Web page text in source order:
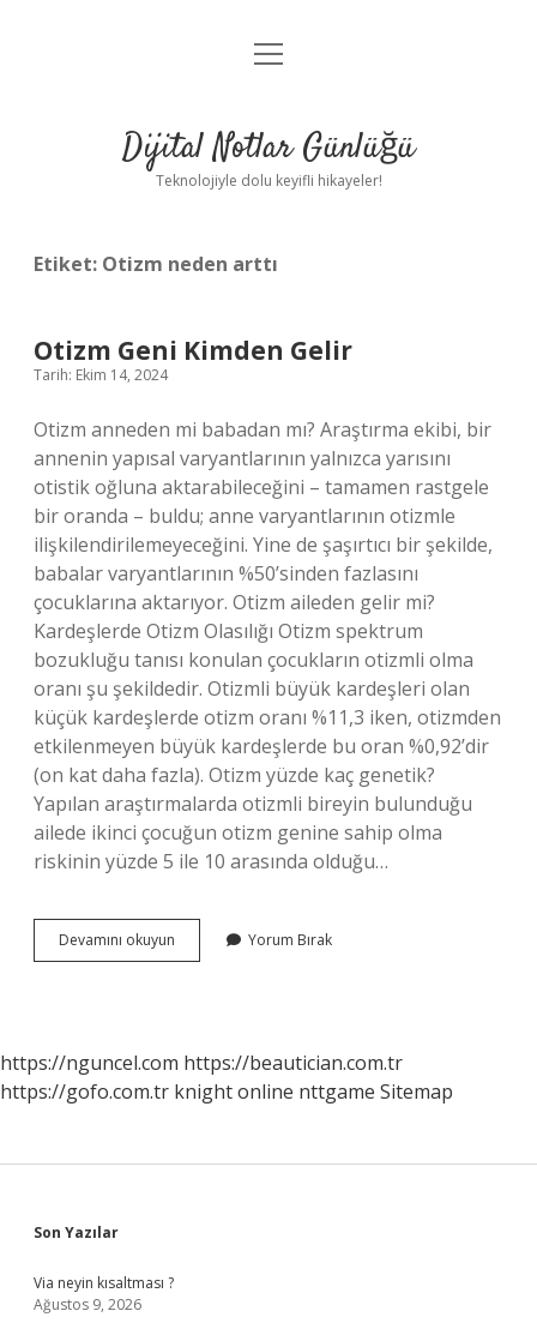
Anasayfa
Yasal Uyarı
menüyü
Dijital Notlar Günlüğü
Teknolojiyle dolu keyifli hikayeler!
Etiket: Otizm neden arttı
Otizm Geni Kimden Gelir
Tarih: Ekim 14, 2024
Otizm anneden mi babadan mı? Araştırma ekibi, bir
annenin yapısal varyantlarının yalnızca yarısını
otistik oğluna aktarabileceğini – tamamen rastgele
bir oranda – buldu; anne varyantlarının otizmle
ilişkilendirilemeyeceğini. Yine de şaşırtıcı bir şekilde,
babalar varyantlarının %50’sinden fazlasını
çocuklarına aktarıyor. Otizm aileden gelir mi?
Kardeşlerde Otizm Olasılığı Otizm spektrum
bozukluğu tanısı konulan çocukların otizmli olma
oranı şu şekildedir. Otizmli büyük kardeşleri olan
küçük kardeşlerde otizm oranı %11,3 iken, otizmden
etkilenmeyen büyük kardeşlerde bu oran %0,92’dir
(on kat daha fazla). Otizm yüzde kaç genetik?
Yapılan araştırmalarda otizmli bireyin bulunduğu
ailede ikinci çocuğun otizm genine sahip olma
riskinin yüzde 5 ile 10 arasında olduğu…
Devamını okuyun
Geni
Yorum Bırak
https://nguncel.com https://beautician.com.tr
https://gofo.com.tr knight online nttgame Sitemap
Sidebar
Son Yazılar
Via neyin kısaltması ?
Ağustos 9, 2026